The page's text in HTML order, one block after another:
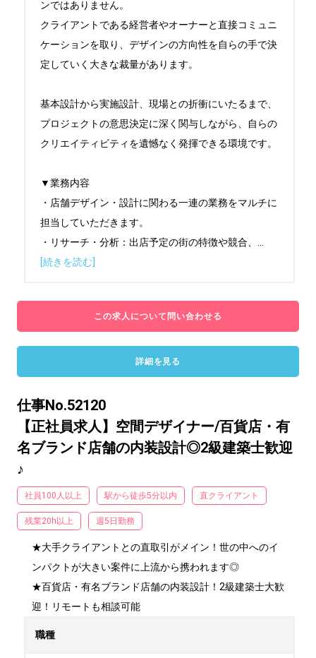
ンではありません。
クライアントである経営者やオーナーと直接コミュニ
ケーションを取り、デザインの方向性を自らの手で決
定していく大きな裁量があります。
基本設計から実施設計、現場との折衝にいたるまで、
プロジェクトの意思決定に深く関与しながら、自らの
クリエイティビティを遺憾なく発揮できる環境です。
▼業務内容
・店舗デザイン・設計に関わる一連の業務をマルチに
担当していただきます。
・リサーチ・分析：出店予定の街の特徴や競合、
[続きを読む]
この求人について問い合わせる
詳細を見る
仕事No.52120
【正社員求人】空間デザイナー/百貨店・有
名ブランド店舗の内装設計◎2級建築士歓迎
♪
社員100人以上 駅から徒歩5分以内 直クライアント
残業20h以上 週5日勤務
★大手クライアントとの直取引がメイン！世の中へのイ
ンパクトが大きい案件に上流から携われます◎
★百貨店・有名ブランド店舗の内装設計！2級建築士大歓
迎！リモートも相談可能
職種